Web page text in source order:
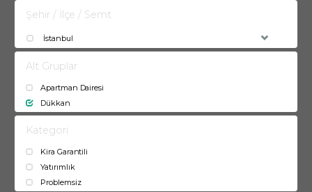
Şehir / İlçe / Semt
İstanbul
Alt Gruplar
Apartman Dairesi
Dükkan
Kategori
Kira Garantili
Yatırımlık
Problemsiz